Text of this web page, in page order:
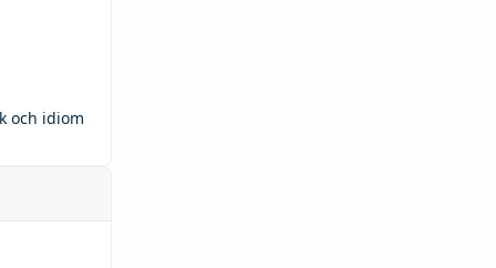
och idiom